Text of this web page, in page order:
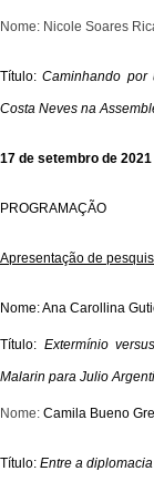
Nome: Nicole Soares
Título:Caminhando por
Costa Neves na
17 de setembro de 2021
PROGRAMAÇÃO
Apresentação de
Nome: Ana Carollina
Título: Extermínio
Malarin para Julio
Nome: Camila Bueno
Título: Entre a